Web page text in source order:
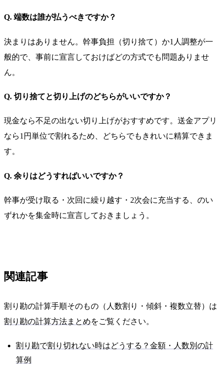
Q. 端数は誰が払うべきですか？
決まりはありません。幹事負担（切り捨て）か1人調整が一
般的で、事前に宣言しておけばどの方式でも問題ありませ
ん。
Q. 切り捨てと切り上げのどちらがいいですか？
現金なら不足の出ない切り上げがおすすめです。送金アプリ
なら1円単位で割れるため、どちらでもきれいに精算できま
す。
Q. 余りはどうすればいいですか？
幹事が受け取る・次回に繰り越す・2次会に充当する、のい
ずれかを集金時に宣言しておきましょう。
関連記事
割り勘の計算手順そのもの（人数割り・傾斜・複数立替）は
割り勘の計算方法まとめをご覧ください。
割り勘で割り切れない時はどうする？金額・人数別の計
算例